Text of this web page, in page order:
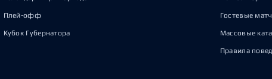
Плей-офф
Кубок Губернатора
Гостевые
Массовые
Правила